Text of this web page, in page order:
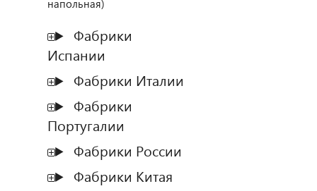
напольная)
Фабрики
Испании
Фабрики Италии
Фабрики
Португалии
Фабрики России
Фабрики Китая